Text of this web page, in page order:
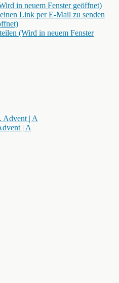
in neuem Fenster geöffnet)
Link per E-Mail zu senden
(Wird in neuem Fenster
Advent | A
| A